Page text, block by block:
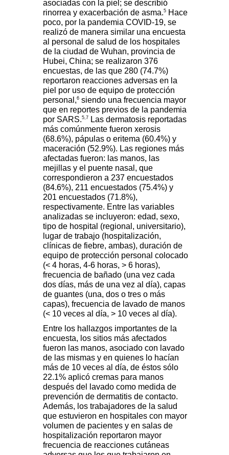
asociadas con la piel; se describió
rinorrea y exacerbación de asma.5 Hace
poco, por la pandemia COVID-19, se
realizó de manera similar una encuesta
al personal de salud de los hospitales
de la ciudad de Wuhan, provincia de
Hubei, China; se realizaron 376
encuestas, de las que 280 (74.7%)
reportaron reacciones adversas en la
piel por uso de equipo de protección
personal,6 siendo una frecuencia mayor
que en reportes previos de la pandemia
por SARS.5,7
Las dermatosis reportadas
más comúnmente fueron xerosis
(68.6%), pápulas o eritema (60.4%) y
maceración (52.9%). Las regiones más
afectadas fueron: las manos, las
mejillas y el puente nasal, que
correspondieron a 237 encuestados
(84.6%), 211 encuestados (75.4%) y
201 encuestados (71.8%),
respectivamente. Entre las variables
analizadas se incluyeron: edad, sexo,
tipo de hospital (regional, universitario),
lugar de trabajo (hospitalización,
clínicas de fiebre, ambas), duración de
equipo de protección personal colocado
(< 4 horas, 4-6 horas, > 6 horas),
frecuencia de bañado (una vez cada
dos días, más de una vez al día), capas
de guantes (una, dos o tres o más
capas), frecuencia de lavado de manos
(< 10 veces al día, > 10 veces al día).
Entre los hallazgos importantes de la
encuesta, los sitios más afectados
fueron las manos, asociado con lavado
de las mismas y en quienes lo hacían
más de 10 veces al día, de éstos sólo
22.1% aplicó cremas para manos
después del lavado como medida de
prevención de dermatitis de contacto.
Además, los trabajadores de la salud
que estuvieron en hospitales con mayor
volumen de pacientes y en salas de
hospitalización reportaron mayor
frecuencia de reacciones cutáneas